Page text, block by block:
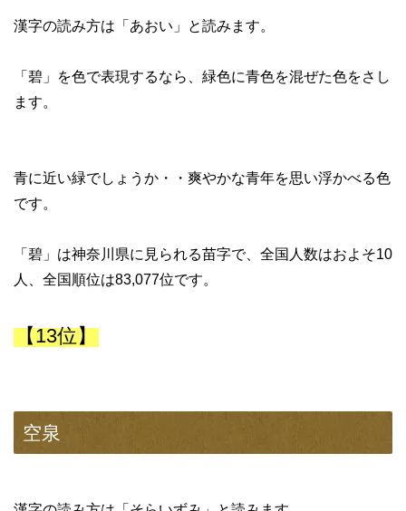
漢字の読み方は「あおい」と読みます。
「碧」を色で表現するなら、緑色に青色を混ぜた色をさし
ます。
青に近い緑でしょうか・・爽やかな青年を思い浮かべる色
です。
「碧」は神奈川県に見られる苗字で、全国人数はおよそ10
人、全国順位は83,077位です。
【13位】
空泉